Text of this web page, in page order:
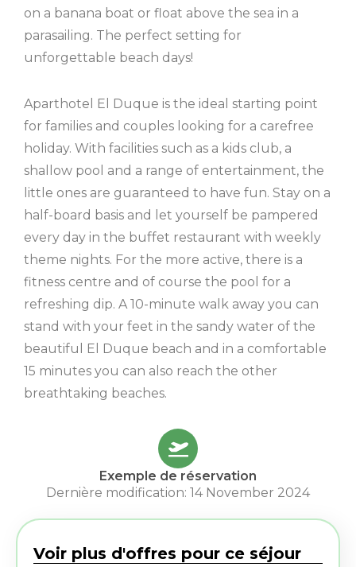
on a banana boat or float above the sea in a
parasailing. The perfect setting for
unforgettable beach days!
Aparthotel El Duque is the ideal starting point
for families and couples looking for a carefree
holiday. With facilities such as a kids club, a
shallow pool and a range of entertainment, the
little ones are guaranteed to have fun. Stay on a
half-board basis and let yourself be pampered
every day in the buffet restaurant with weekly
theme nights. For the more active, there is a
fitness centre and of course the pool for a
refreshing dip. A 10-minute walk away you can
stand with your feet in the sandy water of the
beautiful El Duque beach and in a comfortable
15 minutes you can also reach the other
breathtaking beaches.
Exemple de réservation
Dernière modification: 14 November 2024
Voir plus d'offres pour ce séjour